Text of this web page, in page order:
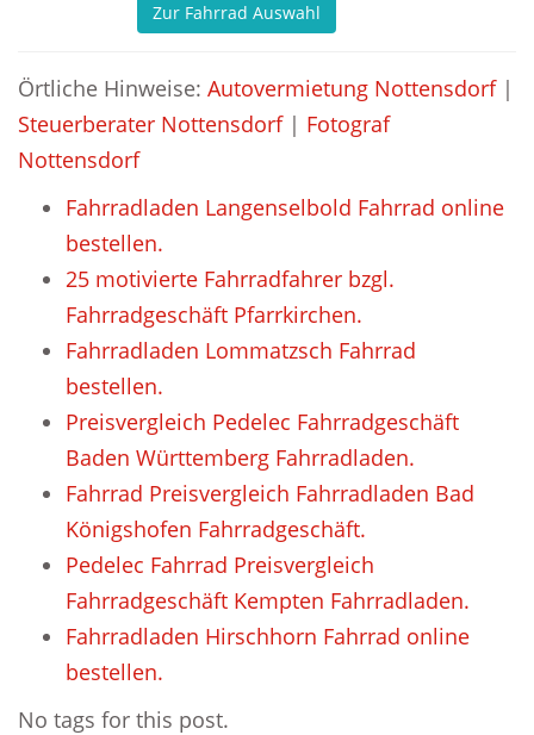
Zur Fahrrad Auswahl
Örtliche Hinweise: Autovermietung Nottensdorf|
Steuerberater Nottensdorf| Fotograf
Nottensdorf
Fahrradladen Langenselbold Fahrrad online
bestellen.
25 motivierte Fahrradfahrer bzgl.
Fahrradgeschäft Pfarrkirchen.
Fahrradladen Lommatzsch Fahrrad
bestellen.
Preisvergleich Pedelec Fahrradgeschäft
Baden Württemberg Fahrradladen.
Fahrrad Preisvergleich Fahrradladen Bad
Königshofen Fahrradgeschäft.
Pedelec Fahrrad Preisvergleich
Fahrradgeschäft Kempten Fahrradladen.
Fahrradladen Hirschhorn Fahrrad online
bestellen.
No tags for this post.